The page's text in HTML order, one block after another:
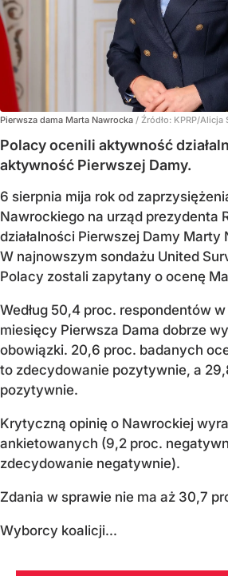
Pierwsza dama Marta Nawrocka / Źródło: KPRP/Alicja
Polacy ocenili aktywność
aktywność Pierwszej Damy.
6 sierpnia mija rok od
Nawrockiego na urząd prezydenta
działalności Pierwszej Damy Marty
W najnowszym sondażu United
Polacy zostali zapytany o ocenę
Według 50,4 proc. respondentów
miesięcy Pierwsza Dama dobrze
obowiązki. 20,6 proc. badanych
to zdecydowanie pozytywnie, a
pozytywnie.
Krytyczną opinię o Nawrockiej
ankietowanych (9,2 proc.
zdecydowanie negatywnie).
Zdania w sprawie nie ma aż 30,7
Wyborcy koalicji...